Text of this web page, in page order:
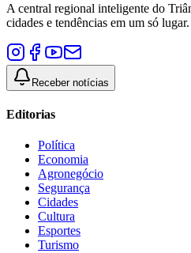
A central regional inteligente do
cidades e tendências em um só lugar.
Receber notícias
Editorias
Política
Economia
Agronegócio
Segurança
Cidades
Cultura
Esportes
Turismo